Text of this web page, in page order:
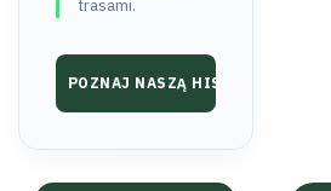
trasami.
POZNAJ NASZĄ HISTORIĘ ➔